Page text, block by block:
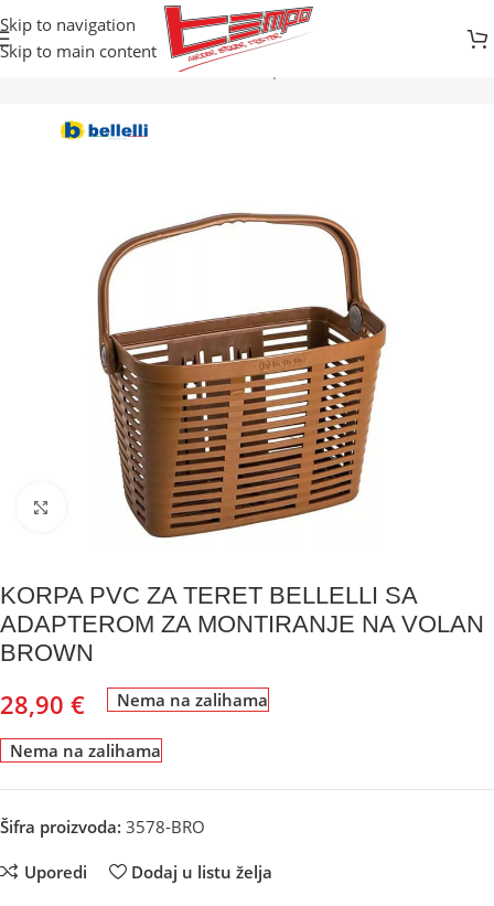
Skip to navigation
Skip to main content
Početna
Biciklistička oprema
Kliknite za uvećanje
KORPA PVC ZA TERET BELLELLI SA
ADAPTEROM ZA MONTIRANJE NA VOLAN
BROWN
28,90 € Nema na zalihama
Nema na zalihama
Šifra proizvoda: 3578-BRO
Uporedi Dodaj u listu želja